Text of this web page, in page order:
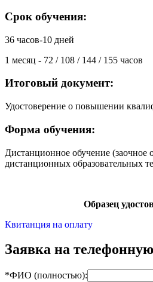
Срок обучения:
36 часов-10 дней
1 месяц - 72 / 108 / 144 / 155 часов
Итоговый документ:
Удостоверение о повышении
Форма обучения:
Дистанционное обучение (заочное
дистанционных образовательных
Образец
Квитанция на оплату
Заявка на
*ФИО (полностью):